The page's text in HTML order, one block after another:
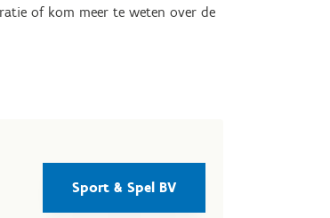
of kom meer te weten over de
Sport & Spel BV